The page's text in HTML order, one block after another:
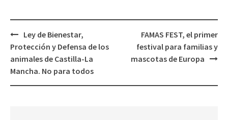
Navegación
de
entradas
Ley de Bienestar,
Protección y Defensa de los
animales de Castilla-La
Mancha. No para todos
FAMAS FEST, el primer
festival para familias y
mascotas de Europa